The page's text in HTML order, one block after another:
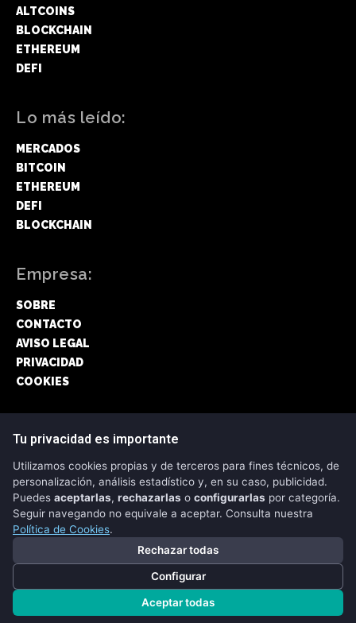
ALTCOINS
BLOCKCHAIN
ETHEREUM
DEFI
Lo más leído:
MERCADOS
BITCOIN
ETHEREUM
DEFI
BLOCKCHAIN
Empresa:
SOBRE
CONTACTO
AVISO LEGAL
PRIVACIDAD
COOKIES
Síguenos:
FACEBOOK
TWITTER
Tu privacidad es importante
Utilizamos cookies propias y de terceros para fines técnicos, de
personalización, análisis estadístico y, en su caso, publicidad.
Puedes aceptarlas, rechazarlas o configurarlas por categoría.
Seguir navegando no equivale a aceptar. Consulta nuestra
Política de Cookies.
Rechazar todas
Configurar
Aceptar todas